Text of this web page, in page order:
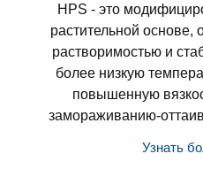
HPS - это
растительной
растворимостью и
более низкую
повышенную
замораживанию-
Узнать